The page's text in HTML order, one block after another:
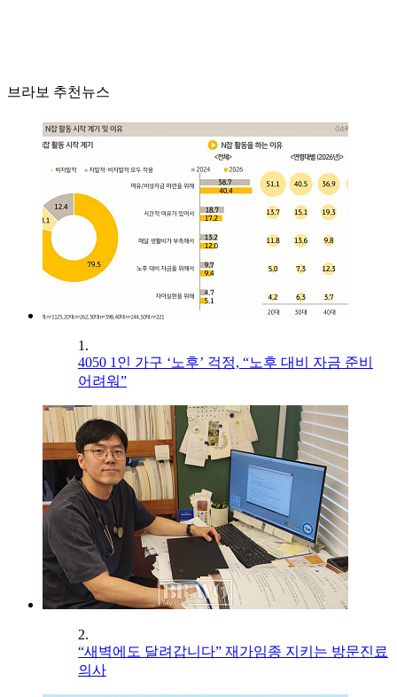
브라보 추천뉴스
1.
4050 1인 가구 ‘노후’ 걱정, “노후 대비 자금 준비
어려워”
2.
“새벽에도 달려갑니다” 재가임종 지키는 방문진료
의사